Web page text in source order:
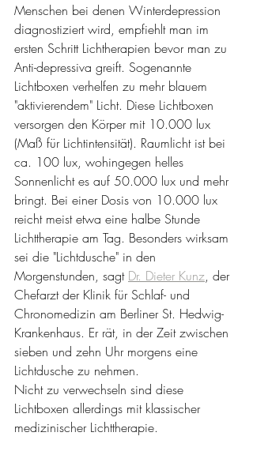
Menschen bei denen Winterdepression
diagnostiziert wird, empfiehlt man im
ersten Schritt Lichtherapien bevor man zu
Anti-depressiva greift. Sogenannte
Lichtboxen verhelfen zu mehr blauem
"aktivierendem" Licht. Diese Lichtboxen
versorgen den Körper mit 10.000 lux
(Maß für Lichtintensität). Raumlicht ist bei
ca. 100 lux, wohingegen helles
Sonnenlicht es auf 50.000 lux und mehr
bringt. Bei einer Dosis von 10.000 lux
reicht meist etwa eine halbe Stunde
Lichttherapie am Tag. Besonders wirksam
sei die "Lichtdusche" in den
Morgenstunden, sagt Dr. Dieter Kunz, der
Chefarzt der Klinik für Schlaf- und
Chronomedizin am Berliner St. Hedwig-
Krankenhaus. Er rät, in der Zeit zwischen
sieben und zehn Uhr morgens eine
Lichtdusche zu nehmen.
Nicht zu verwechseln sind diese
Lichtboxen allerdings mit klassischer
medizinischer Lichttherapie.